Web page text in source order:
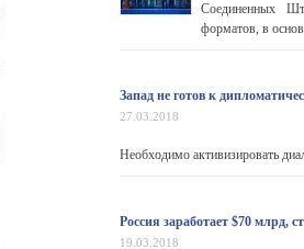
Соединенных
форматов, в
Запад не готов к
27.03.2018
Необходимо активизировать
Россия заработает $70 млрд,
19.03.2018